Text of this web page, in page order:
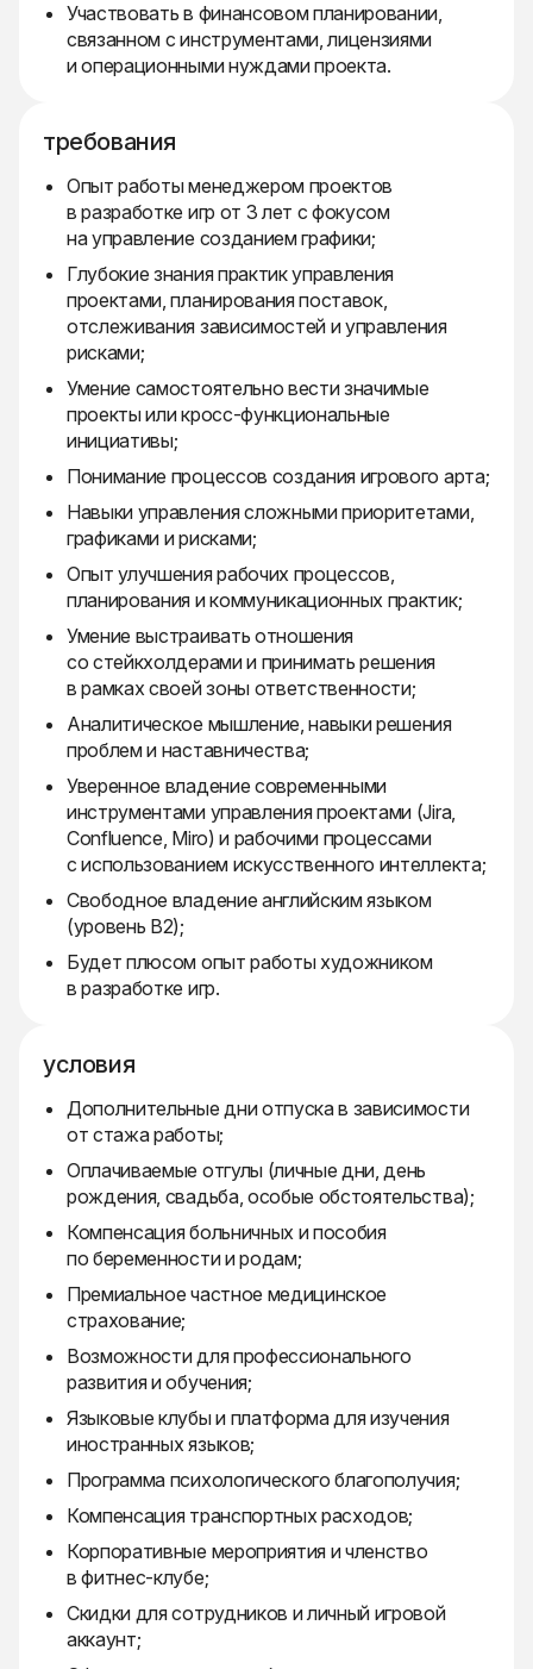
Участвовать в финансовом планировании,
связанном с инструментами, лицензиями
и операционными нуждами проекта.
требования
Опыт работы менеджером проектов
в разработке игр от 3 лет с фокусом
на управление созданием графики;
Глубокие знания практик управления
проектами, планирования поставок,
отслеживания зависимостей и управления
рисками;
Умение самостоятельно вести значимые
проекты или кросс-функциональные
инициативы;
Понимание процессов создания игрового арта;
Навыки управления сложными приоритетами,
графиками и рисками;
Опыт улучшения рабочих процессов,
планирования и коммуникационных практик;
Умение выстраивать отношения
со стейкхолдерами и принимать решения
в рамках своей зоны ответственности;
Аналитическое мышление, навыки решения
проблем и наставничества;
Уверенное владение современными
инструментами управления проектами (Jira,
Confluence, Miro) и рабочими процессами
с использованием искусственного интеллекта;
Свободное владение английским языком
(уровень B2);
Будет плюсом опыт работы художником
в разработке игр.
условия
Дополнительные дни отпуска в зависимости
от стажа работы;
Оплачиваемые отгулы (личные дни, день
рождения, свадьба, особые обстоятельства);
Компенсация больничных и пособия
по беременности и родам;
Премиальное частное медицинское
страхование;
Возможности для профессионального
развития и обучения;
Языковые клубы и платформа для изучения
иностранных языков;
Программа психологического благополучия;
Компенсация транспортных расходов;
Корпоративные мероприятия и членство
в фитнес-клубе;
Скидки для сотрудников и личный игровой
аккаунт;